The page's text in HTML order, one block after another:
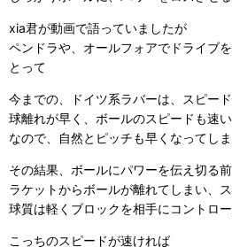
xia君が動画で語っていましたが
ペンドラや、オールフォアでドライブ
とって
今までの、ドイツ系ラバーは、スピー
球離れが早く、ボールのスピードも速い
なので、自然とピッチも早くなってしま
その結果、ボールにパワーを伝え切る
ラケットからボールが離れてしまい、
球質は軽くブロックを相手にコントロ
こっちのスピードが速ければ